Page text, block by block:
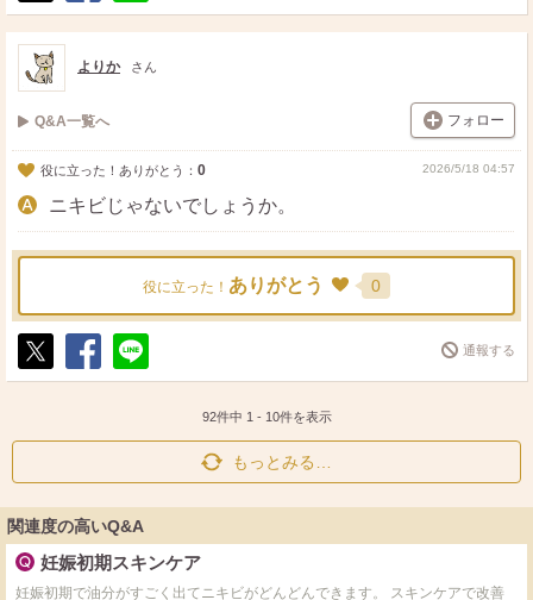
ポ
ス
ト
シ
ェ
送
る
よりか さん
Q&A一覧へ フォロー
役に立った！ありがとう： 0 2026/5/18 04:57
ニキビじゃないでしょうか。
役に立った！ ありがとう 0
ポ
シ
送
通報する
92件中 1 - 10件を表示
もっとみる…
関連度の高いQ&A
妊娠初期スキンケア
妊娠初期で油分がすごく出てニキビがどんどんできます。 スキンケアで改善